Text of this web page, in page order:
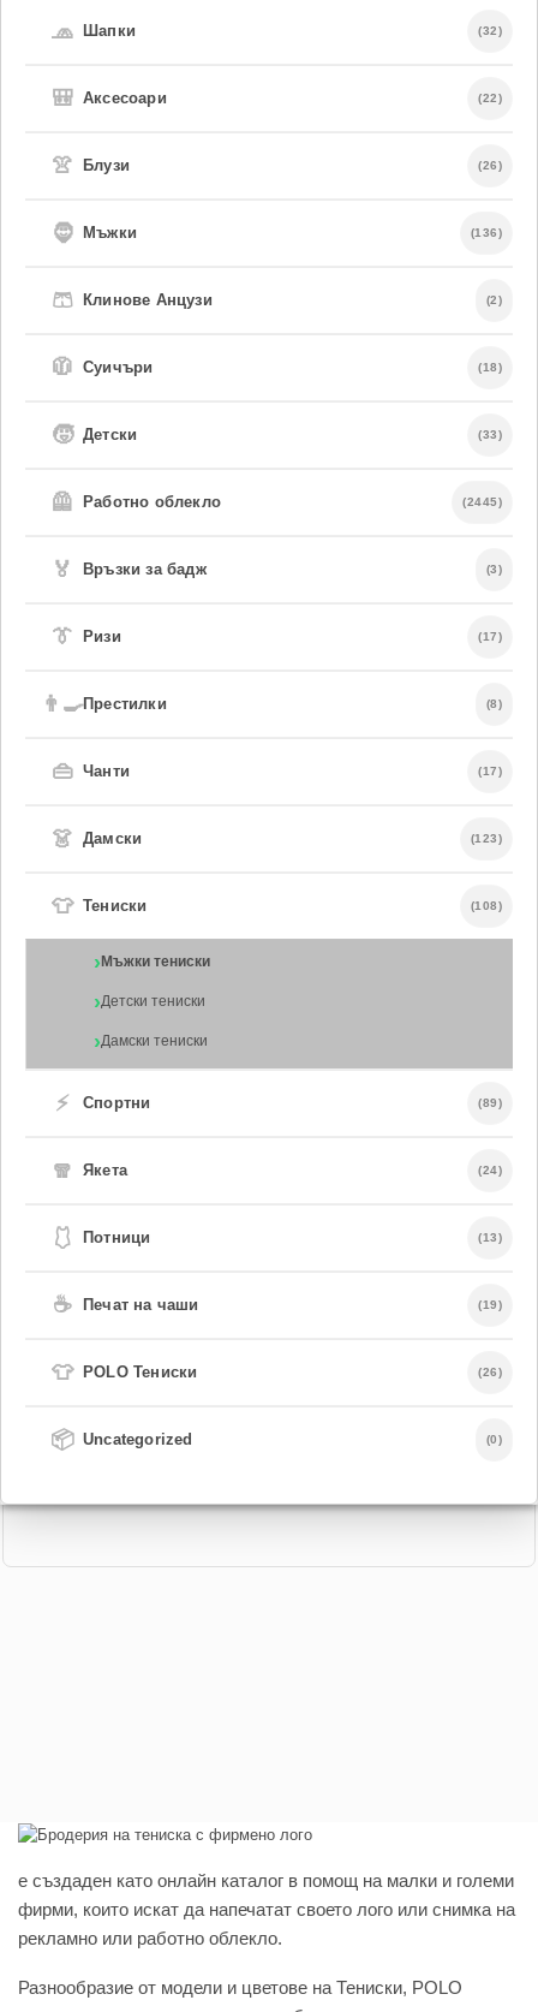
🧢 Шапки (32)
🎒 Аксесоари (22)
👚 Блузи (26)
🧔 Мъжки (136)
🩳 Клинове Анцузи (2)
🧥 Суичъри (18)
🧒 Детски (33)
🦺 Работно облекло (2445)
🏅 Връзки за бадж (3)
👔 Ризи (17)
👨‍🍳Престилки (8)
👜 Чанти (17)
👗 Дамски (123)
👕 Тениски (108)
Мъжки тениски
Детски тениски
Дамски тениски
⚡ Спортни (89)
🧣 Якета (24)
🩱 Потници (13)
☕ Печат на чаши (19)
👕 POLO Тениски (26)
📦 Uncategorized (0)
e създаден като онлайн каталог в помощ на малки и големи
фирми, които искат да напечатат своето лого или снимка на
рекламно или работно облекло.
Разнообразие от модели и цветове на Тениски, POLO